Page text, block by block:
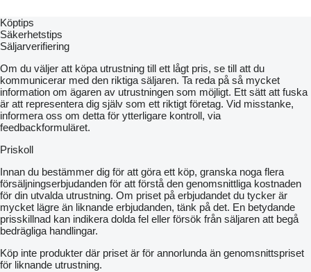
Köptips
Säkerhetstips
Säljarverifiering
Om du väljer att köpa utrustning till ett lågt pris, se till att du
kommunicerar med den riktiga säljaren. Ta reda på så mycket
information om ägaren av utrustningen som möjligt. Ett sätt att fuska
är att representera dig själv som ett riktigt företag. Vid misstanke,
informera oss om detta för ytterligare kontroll, via
feedbackformuläret.
Priskoll
Innan du bestämmer dig för att göra ett köp, granska noga flera
försäljningserbjudanden för att förstå den genomsnittliga kostnaden
för din utvalda utrustning. Om priset på erbjudandet du tycker är
mycket lägre än liknande erbjudanden, tänk på det. En betydande
prisskillnad kan indikera dolda fel eller försök från säljaren att begå
bedrägliga handlingar.
Köp inte produkter där priset är för annorlunda än genomsnittspriset
för liknande utrustning.